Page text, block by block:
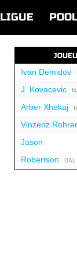
LIGUE
Ivan Demidov
J. Kovacevic
Arber Xhekaj
Vinzenz Rohrer
Jason
Robertson DAL